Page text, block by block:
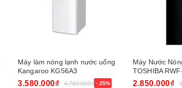
Máy làm nóng lạnh nước uống
Kangaroo KG56A3
3.580.000₫ 4.780.000₫ - 25%
Máy Nước
TOSHIBA
2.850.000₫